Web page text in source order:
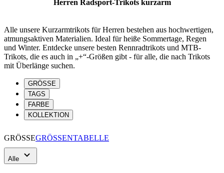
und Winter. Entdecke unsere besten Rennradtrikots und MTB-
GRÖSSE
TAGS
FARBE
KOLLEKTION
GRÖSSEGRÖSSENTABELLE
Alle
2/S
3/M
4/L